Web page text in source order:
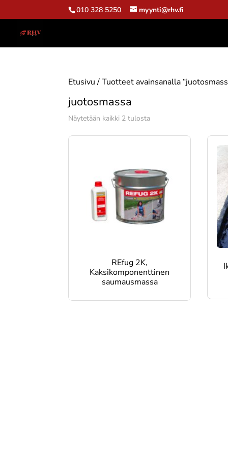
010 328 5250 myynti@rhv.fi
Etusivu/ Tuotteet avainsanalla
juotosmassa
Näytetään kaikki 2 tulostaSuosituimmat
REfug 2K,
Kaksikomponenttinen
saumausmassa